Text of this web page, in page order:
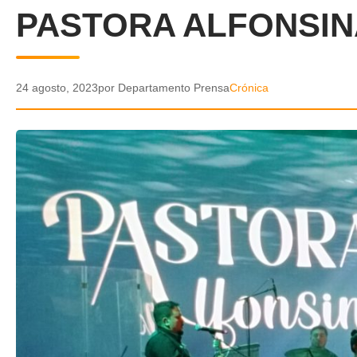
PASTORA
24 agosto, 2023por Departamento PrensaCrónica